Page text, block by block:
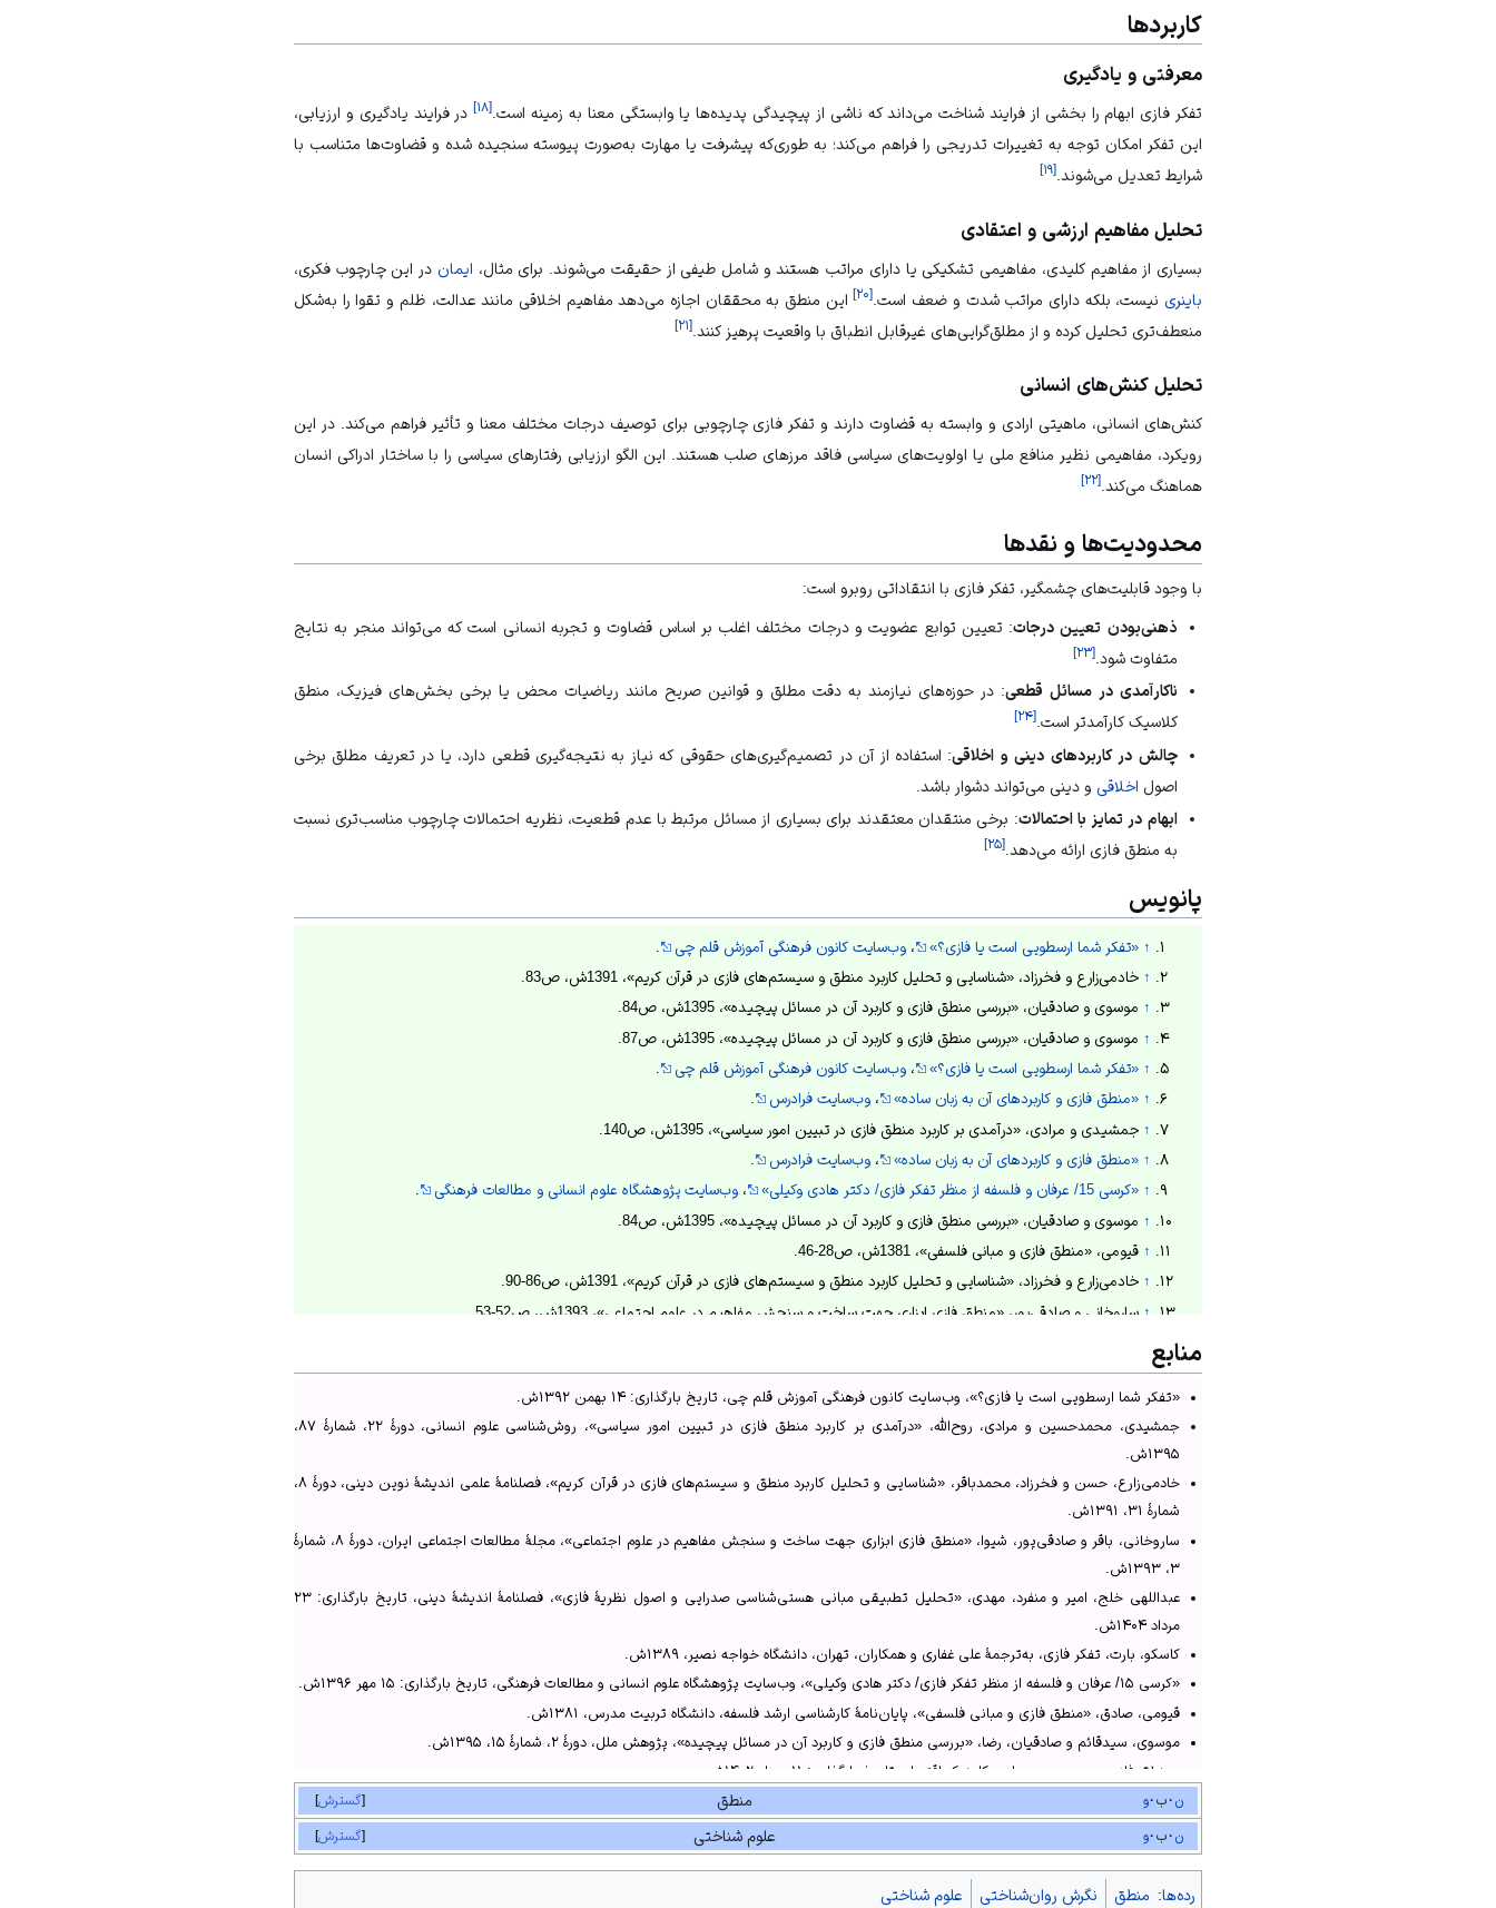
کاربردها
معرفتی و یادگیری
تفکر فازی ابهام را بخشی از فرایند شناختمی‌داند که ناشی از پیچیدگی پدیده‌ها یا وابستگی معنا به زمینه است. [۱۸]در فرایند یادگیری و ارزیابی،
این تفکر امکان توجه به تغییرات تدریجی را فراهم می‌کند؛ به طوری‌که پیشرفت یا مهارت به‌صورت پیوسته سنجیده شده و قضاوت‌ها متناسب با
شرایط تعدیل می‌شوند. [۱۹]
تحلیل مفاهیم ارزشی و اعتقادی
بسیاری از مفاهیم کلیدی، مفاهیمی تشکیکی یا دارای مراتب هستند و شامل طیفی ازحقیقت می‌شوند. برای مثال، ایمان در این چارچوب فکری،
باینری نیست، بلکه دارای مراتب شدت و ضعف است. [۲۰]این منطق به محققان اجازه می‌دهد مفاهیم اخلاقی مانند عدالت، ظلم و تقوارا به‌شکل
منعطف‌تری تحلیل کرده و از مطلق‌گرایی‌های غیرقابل انطباق با واقعیت پرهیز کنند. [۲۱]
تحلیل کنش‌های انسانی
کنش‌های انسانی، ماهیتی ارادی و وابسته به قضاوت دارند و تفکر فازی چارچوبی برای توصیف درجات مختلف معنا و تأثیر فراهم می‌کند. در این
رویکرد، مفاهیمی نظیر منافع ملی یا اولویت‌های سیاسی فاقد مرزهای صلب هستند. این الگو ارزیابی رفتارهای سیاسی را با ساختار ادراکی انسان
هماهنگ می‌کند. [۲۲]
محدودیت‌ها و نقدها
با وجود قابلیت‌های چشمگیر، تفکر فازی با انتقاداتی روبرو است:
ذهنی‌بودن تعیین درجات: تعیین توابع عضویت و درجات مختلف اغلب بر اساس قضاوت و تجربه انسانی است که می‌تواند منجر به نتایج
متفاوت شود.[۲۳]
ناکارآمدی در مسائل قطعی: در حوزه‌های نیازمند به دقت مطلق و قوانین صریح مانند ریاضیات محض یا برخی بخش‌های فیزیک، منطق
کلاسیک کارآمدتر است.[۲۴]
چالش در کاربردهای دینی و اخلاقی: استفاده از آن در تصمیم‌گیری‌های حقوقی که نیاز به نتیجه‌گیری قطعی دارد، یا در تعریف مطلق برخی
اصول اخلاقی و دینی می‌تواند دشوار باشد.
ابهام در تمایز با احتمالات: برخی منتقدان معتقدند برای بسیاری از مسائل مرتبط با عدم قطعیت، نظریه احتمالات چارچوب مناسب‌تری نسبت
به منطق فازی ارائه می‌دهد.[۲۵]
پانویس
↑ «تفکر شما ارسطویی است یا فازی؟» ، وب‌سایت کانون فرهنگی آموزش قلم چی
↑ خادمی‌زارع و فخرزاد، «شناسایی و تحلیل کاربرد منطق و سیستم‌های فازی در قرآن کریم»، 1391ش، ص83.
↑ موسوی و صادقیان، «بررسی منطق فازی و کاربرد آن در مسائل پیچیده»، 1395ش، ص84.
↑ موسوی و صادقیان، «بررسی منطق فازی و کاربرد آن در مسائل پیچیده»، 1395ش، ص87.
↑ «تفکر شما ارسطویی است یا فازی؟» ، وب‌سایت کانون فرهنگی آموزش قلم چی
↑ «منطق فازی و کاربردهای آن به زبان ساده» ، وب‌سایت فرادرس
.
↑ جمشیدی و مرادی، «درآمدی بر کاربرد منطق فازی در تبیین امور سیاسی»، 1395ش، ص140.
↑ «منطق فازی و کاربردهای آن به زبان ساده» ، وب‌سایت فرادرس
↑ «کرسی 15/ عرفان و فلسفه از منظر تفکر فازی/ دکتر هادی وکیلی» ، وب‌سایت پژوهشگاه علوم انسانی و مطالعات فرهنگی
.
↑ موسوی و صادقیان، «بررسی منطق فازی و کاربرد آن در مسائل پیچیده»، 1395ش، ص84.
↑ قیومی، «منطق فازی و مبانی فلسفی»، 1381ش، ص28-46.
↑ خادمی‌زارع و فخرزاد، «شناسایی و تحلیل کاربرد منطق و سیستم‌های فازی در قرآن کریم»، 1391ش، ص86-90.
↑ ساروخانی و صادقی‌پور، «منطق فازی ابزاری جهت ساخت و سنجش مفاهیم در علوم اجتماعی»، 1393ش، ص52-53.
↑ جمشیدی و مرادی، «درآمدی بر کاربرد منطق فازی در تبیین امور سیاسی»، 1395ش، ص125-127.
↑ جمشیدی و مرادی، «درآمدی بر کاربرد منطق فازی در تبیین امور سیاسی»، 1395ش، ص128-130.
↑ جمشیدی و مرادی، «درآمدی بر کاربرد منطق فازی در تبیین امور سیاسی»، 1395ش، ص130-132.
↑ موسوی و صادقیان، «بررسی منطق فازی و کاربرد آن در مسائل پیچیده»، 1395ش، ص84.
↑ خادمی‌زارع و فخرزاد، «شناسایی و تحلیل کاربرد منطق و سیستم‌های فازی در قرآن کریم»، 1391ش، ص91.
جمشیدی و مرادی، «درآمدی بر کاربرد منطق فازی در تبیین امور سیاسی»، 1395ش، ص124.
خادمی‌زارع و فخرزاد، «شناسایی و تحلیل کاربرد منطق و سیستم‌های فازی در قرآن کریم»، 1391ش، ص90-91.
«منطق فازی و پیامدهای فلسفی آن» پایگاه اطلاع‌رسانی حوزه
.
عبداللهی خلج و منفرد، «تحلیل تطبیقی مبانی هستی‌شناسی صدرایی و اصول نظریهٔ فازی»، فصلنامهٔ اندیشهٔ دینی.
منابع
«تفکر شما ارسطویی است یا فازی؟»، وب‌سایت کانون فرهنگی آموزش قلم چی، تاریخ بارگذاری: ۱۴ بهمن ۱۳۹۲ش.
جمشیدی، محمدحسین و مرادی، روح‌الله، «درآمدی بر کاربرد منطق فازی در تبیین امور سیاسی»، روش‌شناسی علوم انسانی، دورهٔ ۲۲، شمارهٔ ۸۷،
۱۳۹۵ش.
خادمی‌زارع، حسن و فخرزاد، محمدباقر، «شناسایی و تحلیل کاربرد منطق و سیستم‌های فازی در قرآن کریم»، فصلنامهٔ علمی اندیشهٔ نوین دینی، دورهٔ ۸،
شمارهٔ ۳۱، ۱۳۹۱ش.
ساروخانی، باقر و صادقی‌پور، شیوا، «منطق فازی ابزاری جهت ساخت و سنجش مفاهیم در علوم اجتماعی»، مجلهٔ مطالعات اجتماعی ایران، دورهٔ ۸، شمارهٔ
۳، ۱۳۹۳ش.
عبداللهی خلج، امیر و منفرد، مهدی، «تحلیل تطبیقی مبانی هستی‌شناسی صدرایی و اصول نظریهٔ فازی»، فصلنامهٔ اندیشهٔ دینی، تاریخ بارگذاری: ۲۳
مرداد ۱۴۰۴ش.
کاسکو، بارت، تفکر فازی، به‌ترجمهٔ علی غفاری و همکاران، تهران، دانشگاه خواجه نصیر، ۱۳۸۹ش.
«کرسی ۱۵/ عرفان و فلسفه از منظر تفکر فازی/ دکتر هادی وکیلی»، وب‌سایت پژوهشگاه علوم انسانی و مطالعات فرهنگی، تاریخ بارگذاری: ۱۵ مهر ۱۳۹۶ش.
قیومی، صادق، «منطق فازی و مبانی فلسفی»، پایان‌نامهٔ کارشناسی ارشد فلسفه، دانشگاه تربیت مدرس، ۱۳۸۱ش.
موسوی، سیدقائم و صادقیان، رضا، «بررسی منطق فازی و کاربرد آن در مسائل پیچیده»، پژوهش ملل، دورهٔ ۲، شمارهٔ ۱۵، ۱۳۹۵ش.
«منطق فازی چیست»، وب‌سایت کلینیک اقتصاد، تاریخ بارگذاری: ۱۱ مرداد ۱۴۰۲ش.
«منطق فازی و پیامدهای فلسفی آن»، پایگاه اطلاع‌رسانی حوزه، تاریخ بازدید: ۸ آذر ۱۴۰۴ش.
«منطق فازی و کاربردهای آن به زبان ساده»، وب‌سایت فرادرس، تاریخ بارگذاری: ۲۵ آذر ۱۴۰۳ش.
گسترش ن ب و منطق
گسترش ن ب و علوم شناختی
رده‌ها: منطق نگرش روان‌شناختی علوم شناختی